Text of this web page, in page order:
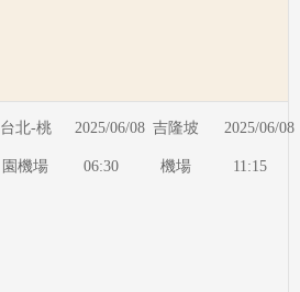
台北-桃
園機場
2025/06/08
06:30
吉隆坡
機場
2025/06/08
11:15